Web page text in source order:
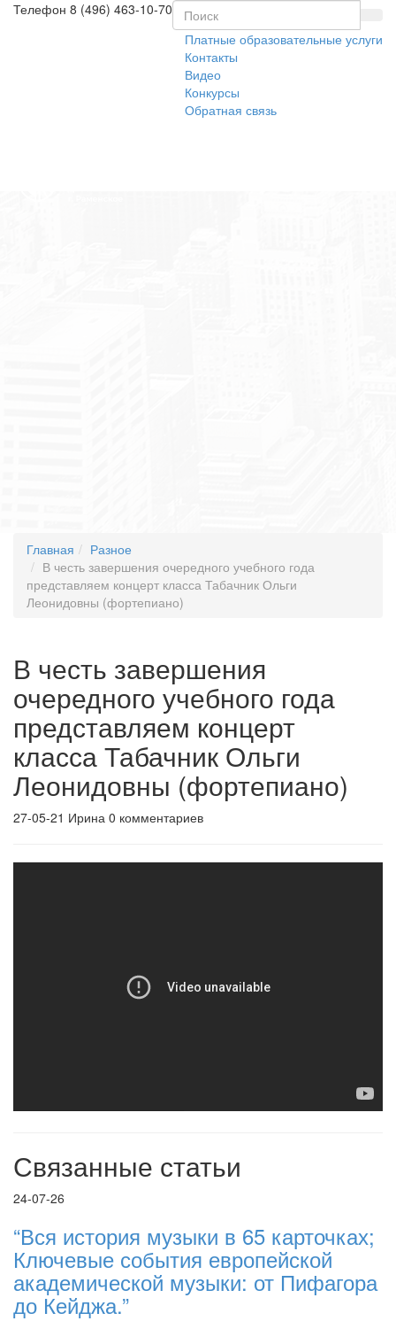
Телефон 8 (496) 463-10-70
Платные образовательные услуги
Контакты
Видео
Конкурсы
Обратная связь
Главная
Разное
В честь завершения очередного учебного года
представляем концерт класса Табачник Ольги
Леонидовны (фортепиано)
В честь завершения
очередного учебного года
представляем концерт
класса Табачник Ольги
Леонидовны (фортепиано)
27-05-21 Ирина 0 комментариев
Связанные статьи
24-07-26
“Вся история музыки в 65 карточках;
Ключевые события европейской
академической музыки: от Пифагора
до Кейджа.”